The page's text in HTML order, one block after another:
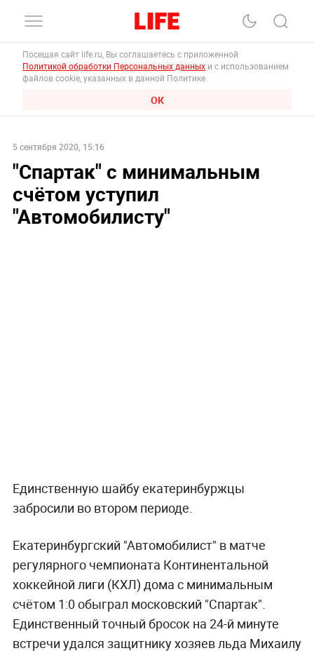
Посещая сайт life.ru, Вы соглашаетесь с приложенной
Политикой обработки Персональных данных и с использованием
файлов cookie, указанных в данной Политике.
ОК
5 сентября 2020, 15:16
"Спартак" с минимальным
счётом уступил
"Автомобилисту"
Единственную шайбу екатеринбуржцы
забросили во втором периоде.
Екатеринбургский "Автомобилист" в матче
регулярного чемпионата Континентальной
хоккейной лиги (КХЛ) дома с минимальным
счётом 1:0 обыграл московский "Спартак".
Единственный точный бросок на 24-й минуте
встречи удался защитнику хозяев льда Михаилу